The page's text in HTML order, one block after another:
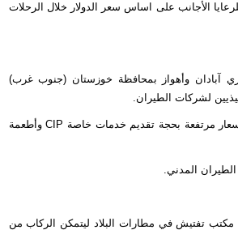
الأجانب على اساس سعر الدولار خلال الرحلات
آبادان وأهواز بمحافظة خوزستان (جنوب غرب)
لشركات الطيران.
واوضح وزير النقل أنه خلال الأسبوع الماضي حاولت بعض الشركات ومكاتب الطيران بيع تذاكر بأسعار مرتفعة بحجة تقديم خدمات خاصة CIP وأطعمة
المدني.
مكتب تفتيش في مطارات البلاد ليتمكن الركاب من